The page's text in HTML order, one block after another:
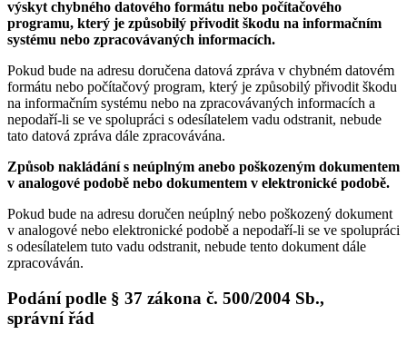
výskyt chybného datového formátu nebo počítačového
programu, který je způsobilý přivodit škodu na informačním
systému nebo zpracovávaných informacích.
Pokud bude na adresu doručena datová zpráva v chybném datovém
formátu nebo počítačový program, který je způsobilý přivodit škodu
na informačním systému nebo na zpracovávaných informacích a
nepodaří-li se ve spolupráci s odesílatelem vadu odstranit, nebude
tato datová zpráva dále zpracovávána.
Způsob nakládání s neúplným anebo poškozeným dokumentem
v analogové podobě nebo dokumentem v elektronické podobě.
Pokud bude na adresu doručen neúplný nebo poškozený dokument
v analogové nebo elektronické podobě a nepodaří-li se ve spolupráci
s odesílatelem tuto vadu odstranit, nebude tento dokument dále
zpracováván.
Podání podle § 37 zákona č. 500/2004 Sb.,
správní řád